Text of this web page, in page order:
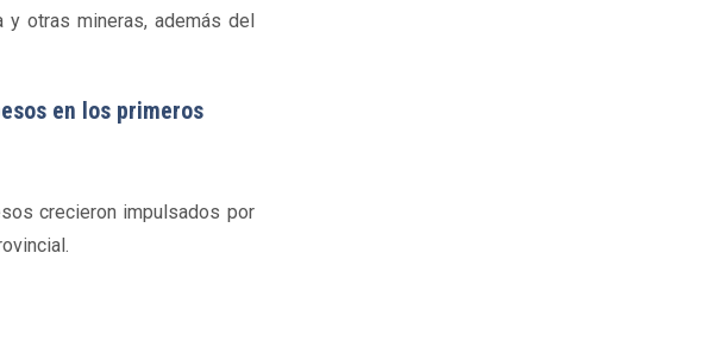
y otras mineras, además del
en los primeros
crecieron impulsados por